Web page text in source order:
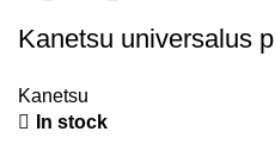
Kanetsu universalus
Kanetsu
In stock